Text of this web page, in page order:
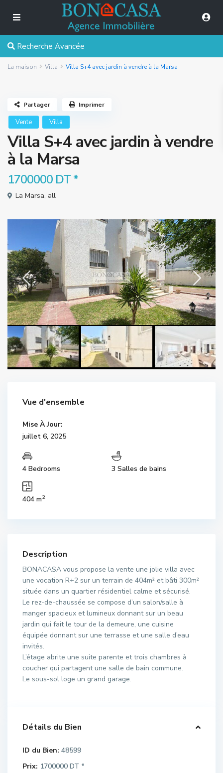
Recherche Avancée
La maison Villa Villa S+4 avec jardin à vendre à la Marsa
Vente Villa
Villa S+4 avec jardin à vendre
à la Marsa
1700000 DT*
La Marsa, all
Partager Imprimer
Vue d'ensemble
Mise À Jour:
juillet 6, 2025
4 Bedrooms 3 Salles de bains
404 m2
Description
BONACASA vous propose la vente une jolie villa avec
une vocation R+2 sur un terrain de 404m² et bâti 300m²
située dans un quartier résidentiel calme et sécurisé.
Le rez-de-chaussée se compose d’un salon/salle à
manger spacieux et lumineux donnant sur un beau
jardin qui fait le tour de la demeure, une cuisine
équipée donnant sur une terrasse et une salle d’eau
invités.
L’étage abrite une suite parente et trois chambres à
coucher qui partagent une salle de bain commune.
Le sous-sol loge un grand garage.
Détails du Bien
ID du Bien: 48599
Prix: 1700000 DT *